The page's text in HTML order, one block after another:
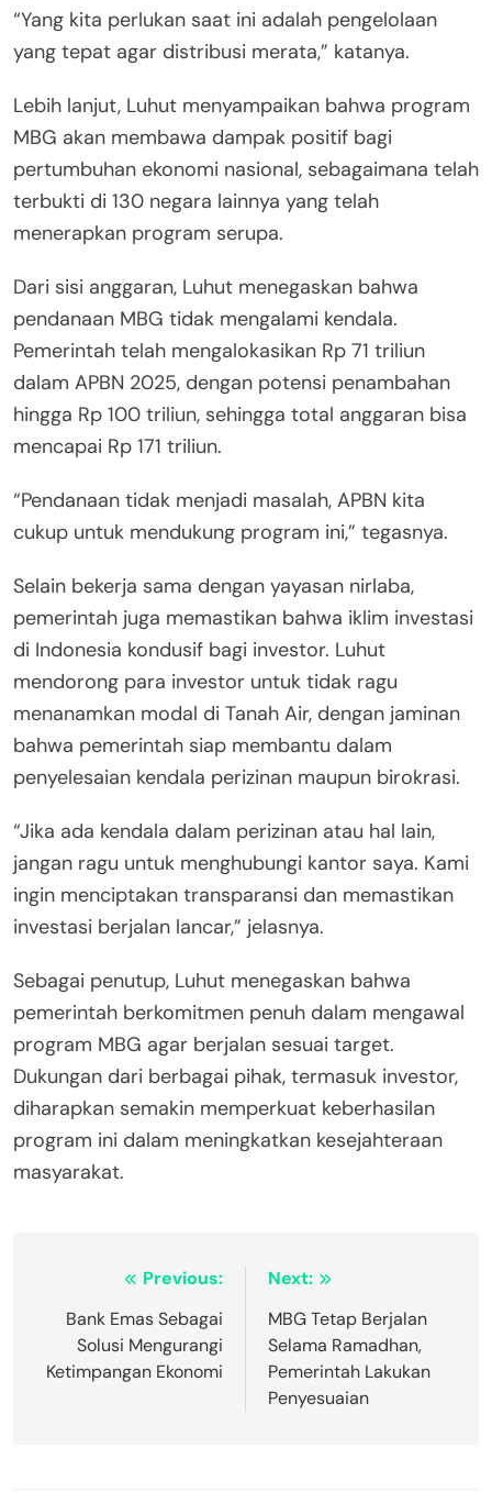
“Yang kita perlukan saat ini adalah pengelolaan
yang tepat agar distribusi merata,” katanya.
Lebih lanjut, Luhut menyampaikan bahwa program
MBG akan membawa dampak positif bagi
pertumbuhan ekonomi nasional, sebagaimana telah
terbukti di 130 negara lainnya yang telah
menerapkan program serupa.
Dari sisi anggaran, Luhut menegaskan bahwa
pendanaan MBG tidak mengalami kendala.
Pemerintah telah mengalokasikan Rp 71 triliun
dalam APBN 2025, dengan potensi penambahan
hingga Rp 100 triliun, sehingga total anggaran bisa
mencapai Rp 171 triliun.
“Pendanaan tidak menjadi masalah, APBN kita
cukup untuk mendukung program ini,” tegasnya.
Selain bekerja sama dengan yayasan nirlaba,
pemerintah juga memastikan bahwa iklim investasi
di Indonesia kondusif bagi investor. Luhut
mendorong para investor untuk tidak ragu
menanamkan modal di Tanah Air, dengan jaminan
bahwa pemerintah siap membantu dalam
penyelesaian kendala perizinan maupun birokrasi.
“Jika ada kendala dalam perizinan atau hal lain,
jangan ragu untuk menghubungi kantor saya. Kami
ingin menciptakan transparansi dan memastikan
investasi berjalan lancar,” jelasnya.
Sebagai penutup, Luhut menegaskan bahwa
pemerintah berkomitmen penuh dalam mengawal
program MBG agar berjalan sesuai target.
Dukungan dari berbagai pihak, termasuk investor,
diharapkan semakin memperkuat keberhasilan
program ini dalam meningkatkan kesejahteraan
masyarakat.
navigation
Previous:
Bank Emas Sebagai
Solusi Mengurangi
Ketimpangan Ekonomi
Next:
MBG Tetap Berjalan
Selama Ramadhan,
Pemerintah Lakukan
Penyesuaian